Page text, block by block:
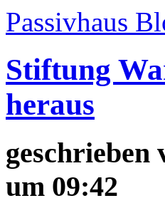
Passivhaus
Stiftung
heraus
geschrieben
um 09:42